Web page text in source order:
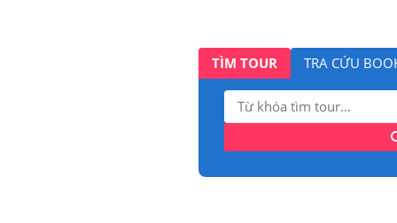
TÌM TOUR TRA CỨU
Tìm
kiếm: